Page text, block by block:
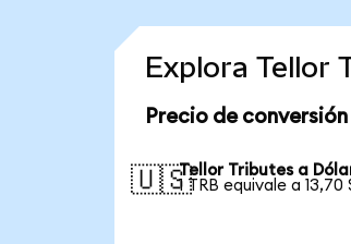
Explora Tellor
Precio de
🇺🇸Tellor Tributes a
1 TRB equivale a 13,70